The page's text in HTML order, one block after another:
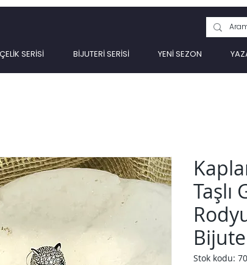
ÇELİK SERİSİ BİJUTERİ SERİSİ YENİ SEZON
Taşlı
Stok kodu: